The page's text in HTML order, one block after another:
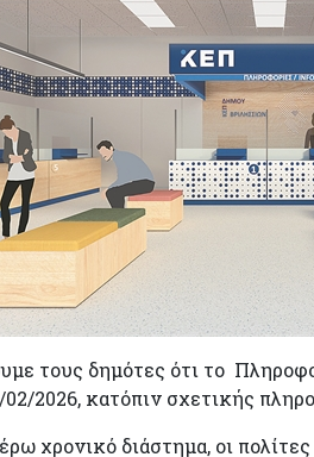
τους δημότες ότι το
2026, κατόπιν σχετικής
χρονικό διάστημα, οι